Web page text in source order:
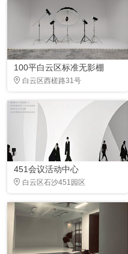
100平白云区标准无影棚
白云区西槎路31号
451会议活动中心
白云区石沙451园区